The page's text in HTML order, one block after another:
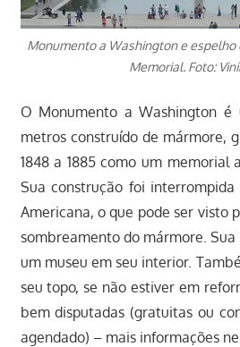
Monumento a Washington e espelho
Memorial. Foto:
O Monumento a Washington é
metros construído de mármore,
1848 a 1885 como um memorial
Sua construção foi
Americana, o que pode ser visto
sombreamento do mármore.
um museu em seu interior.
seu topo, se não estiver em
bem disputadas (gratuitas ou
agendado) – mais informações